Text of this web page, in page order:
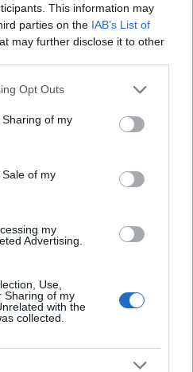
This information may
parties on the IAB’s List of
may further disclose it to other
app uses one or more Google
behaviour. You may click to
and its third-party tags to
purposes in below Google
Opt Outs
of my
of my
my
Advertising.
Use,
Sharing of my
with the
collected.
és elfogadom azadatvédelmi
A DUNA
is szakirányú